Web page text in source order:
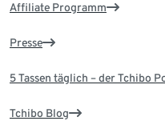
Affiliate Programm
Presse
5 Tassen täglich – der Tchibo
Tchibo Blog